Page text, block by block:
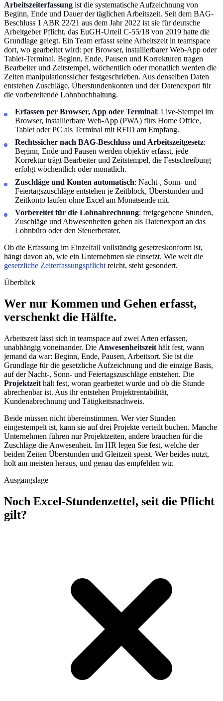
Arbeitszeiterfassung ist die systematische Aufzeichnung von
Beginn, Ende und Dauer der täglichen Arbeitszeit. Seit dem BAG-
Beschluss 1 ABR 22/21 aus dem Jahr 2022 ist sie für deutsche
Arbeitgeber Pflicht, das EuGH-Urteil C-55/18 von 2019 hatte die
Grundlage gelegt. Ein Team erfasst seine Arbeitszeit in teamspace
dort, wo gearbeitet wird: per Browser, installierbarer Web-App oder
Tablet-Terminal. Beginn, Ende, Pausen und Korrekturen tragen
Bearbeiter und Zeitstempel, wöchentlich oder monatlich werden die
Zeiten manipulationssicher festgeschrieben. Aus denselben Daten
entstehen Zuschläge, Überstundenkonten und der Datenexport für
die vorbereitende Lohnbuchhaltung.
Erfassen per Browser, App oder Terminal: Live-Stempel im
Browser, installierbare Web-App (PWA) fürs Home Office,
Tablet oder PC als Terminal mit RFID am Empfang.
Rechtssicher nach BAG-Beschluss und Arbeitszeitgesetz:
Beginn, Ende und Pausen werden objektiv erfasst, jede
Korrektur trägt Bearbeiter und Zeitstempel, die Festschreibung
erfolgt wöchentlich oder monatlich.
Zuschläge und Konten automatisch: Nacht-, Sonn- und
Feiertagszuschläge entstehen je Zeitblock, Überstunden und
Zeitkonto laufen ohne Excel am Monatsende mit.
Vorbereitet für die Lohnabrechnung: freigegebene Stunden,
Zuschläge und Abwesenheiten gehen als Datenexport an das
Lohnbüro oder den Steuerberater.
Ob die Erfassung im Einzelfall vollständig gesetzeskonform ist,
hängt davon ab, wie ein Unternehmen sie einsetzt. Wie weit die
gesetzliche Zeiterfassungspflicht reicht, steht gesondert.
Überblick
Wer nur Kommen und Gehen erfasst,
verschenkt die Hälfte.
Arbeitszeit lässt sich in teamspace auf zwei Arten erfassen,
unabhängig voneinander. Die Anwesenheitszeit hält fest, wann
jemand da war: Beginn, Ende, Pausen, Arbeitsort. Sie ist die
Grundlage für die gesetzliche Aufzeichnung und die einzige Basis,
auf der Nacht-, Sonn- und Feiertagszuschläge entstehen. Die
Projektzeit hält fest, woran gearbeitet wurde und ob die Stunde
abrechenbar ist. Aus ihr entstehen Projektrentabilität,
Kundenabrechnung und Tätigkeitsnachweis.
Beide müssen nicht übereinstimmen. Wer vier Stunden
eingestempelt ist, kann sie auf drei Projekte verteilt buchen. Manche
Unternehmen führen nur Projektzeiten, andere brauchen für die
Zuschläge die Anwesenheit. Im HR legen Sie fest, welche der
beiden Zeiten Überstunden und Gleitzeit speist. Wer beides nutzt,
holt am meisten heraus, und genau das empfehlen wir.
Ausgangslage
Noch Excel-Stundenzettel, seit die Pflicht
gilt?